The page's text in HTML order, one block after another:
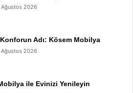
2026
Konforun Adı: Kösem Mobilya
2026
ile Evinizi Yenileyin